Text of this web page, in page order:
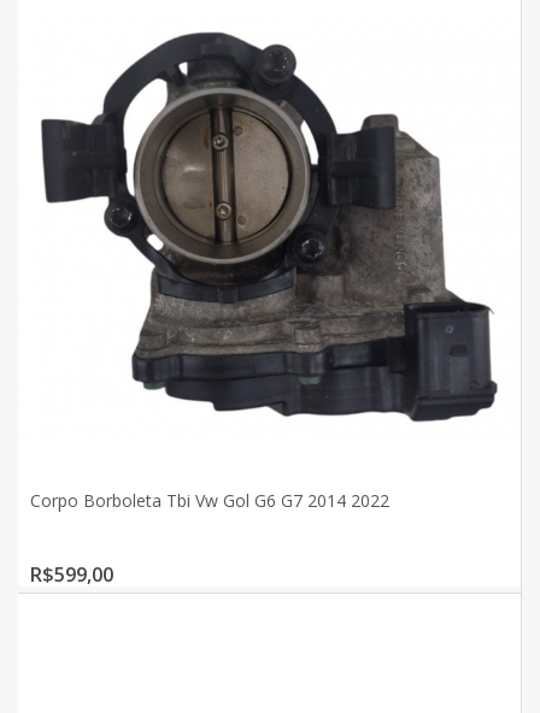
Corpo Borboleta Tbi Vw Gol G6 G7 2014 2022
R$599,00